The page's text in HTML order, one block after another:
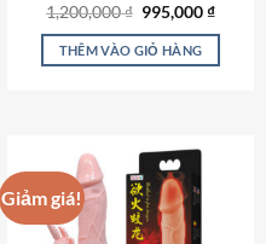
Được xếp
hạng4.82
5 sao
1,200,000₫ Giá
là:
1,200,000 ₫.
995,000₫Giá
tại
THÊM VÀO GIỎ HÀNG
Giảm giá!